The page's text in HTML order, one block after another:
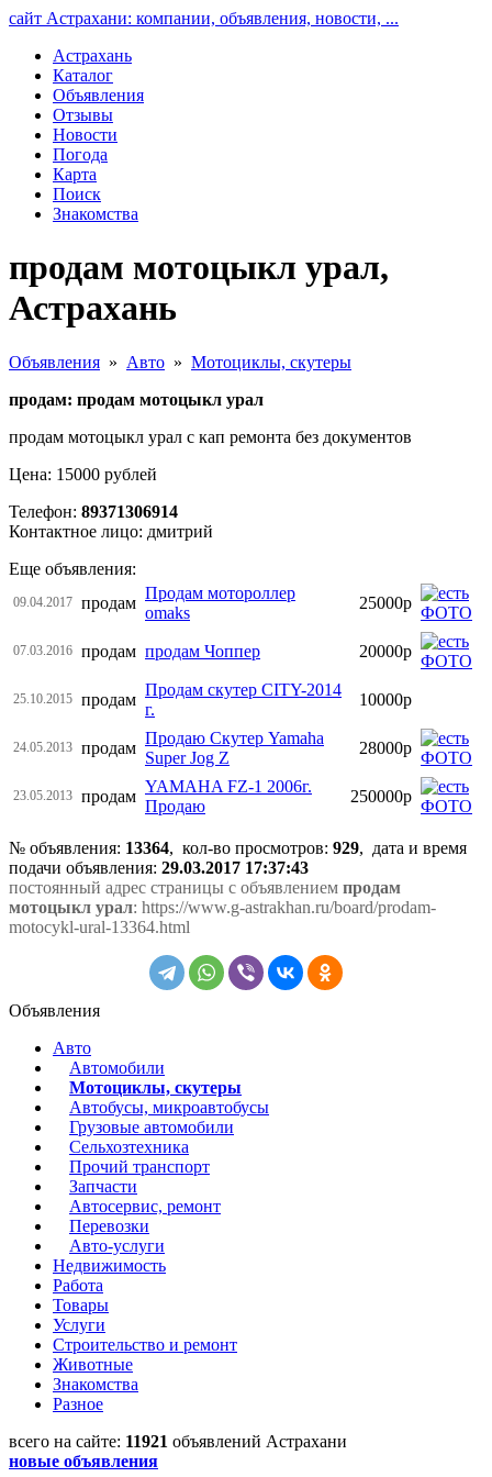
сайт Астрахани: компании, объявления, новости, ...
Астрахань
Каталог
Объявления
Отзывы
Новости
Погода
Карта
Поиск
Знакомства
продам мотоцыкл урал,
Астрахань
Объявления » Авто » Мотоциклы, скутеры
продам: продам мотоцыкл урал
продам мотоцыкл урал с кап ремонта без документов
Цена: 15000 рублей
Телефон: 89371306914
Контактное лицо: дмитрий
Еще объявления:
09.04.2017 продам
Продам мотороллер
omaks
25000р
07.03.2016 продам продам Чоппер 20000р
25.10.2015 продам
Продам скутер CITY-2014
г.
10000р
24.05.2013 продам
Продаю Скутер Yamaha
Super Jog Z
28000р
23.05.2013 продам
YAMAHA FZ-1 2006г.
Продаю
250000р
№ объявления: 13364, кол-во просмотров: 929, дата и время
подачи объявления: 29.03.2017 17:37:43
постоянный адрес страницы с объявлением продам
мотоцыкл урал: https://www.g-astrakhan.ru/board/prodam-
motocykl-ural-13364.html
Объявления
Авто
Автомобили
Мотоциклы, скутеры
Автобусы, микроавтобусы
Грузовые автомобили
Сельхозтехника
Прочий транспорт
Запчасти
Автосервис, ремонт
Перевозки
Авто-услуги
Недвижимость
Работа
Товары
Услуги
Строительство и ремонт
Животные
Знакомства
Разное
всего на сайте: 11921 объявлений Астрахани
новые объявления